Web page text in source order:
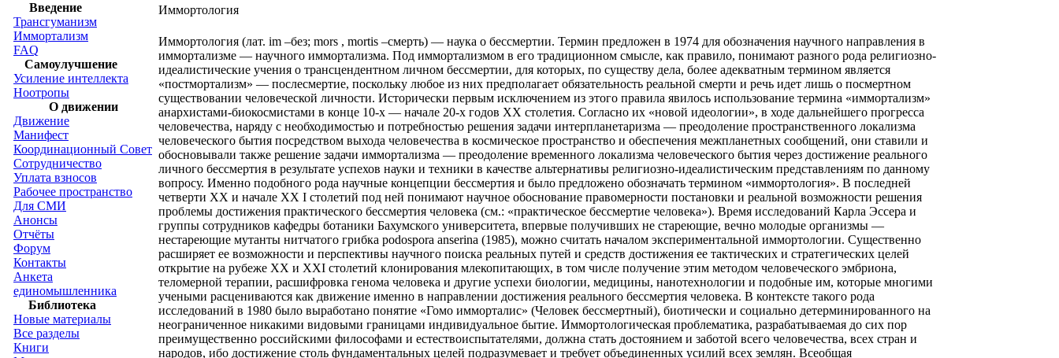
Введение
Трансгуманизм
Иммортализм
FAQ
Самоулучшение
Усиление интеллекта
Ноотропы
О движении
Движение
Манифест
Координационный Совет
Сотрудничество
Уплата взносов
Рабочее пространство
Для СМИ
Анонсы
Отчёты
Форум
Контакты
Анкета
единомышленника
Библиотека
Новые материалы
Все разделы
Книги
Иммортология
Иммортология (лат. im –без; mors , mortis –смерть) — наука о бессмертии. Термин предложен в 1974 для обозначения научного направления в
иммортализме — научного иммортализма. Под иммортализмом в его традиционном смысле, как правило, понимают разного рода религиозно-
идеалистические учения о трансцендентном личном бессмертии, для которых, по существу дела, более адекватным термином является
«постмортализм» — послесмертие, поскольку любое из них предполагает обязательность реальной смерти и речь идет лишь о посмертном
существовании человеческой личности. Исторически первым исключением из этого правила явилось использование термина «иммортализм»
анархистами-биокосмистами в конце 10-х — начале 20-х годов ХХ столетия. Согласно их «новой идеологии», в ходе дальнейшего прогресса
человечества, наряду с необходимостью и потребностью решения задачи интерпланетаризма — преодоление пространственного локализма
человеческого бытия посредством выхода человечества в космическое пространство и обеспечения межпланетных сообщений, они ставили и
обосновывали также решение задачи иммортализма — преодоление временного локализма человеческого бытия через достижение реального
личного бессмертия в результате успехов науки и техники в качестве альтернативы религиозно-идеалистическим представлениям по данному
вопросу. Именно подобного рода научные концепции бессмертия и было предложено обозначать термином «иммортология». В последней
четверти ХХ и начале ХХ I столетий под ней понимают научное обоснование правомерности постановки и реальной возможности решения
проблемы достижения практического бессмертия человека (см.: «практическое бессмертие человека»). Время исследований Карла Эссера и
группы сотрудников кафедры ботаники Бахумского университета, впервые получивших не стареющие, вечно молодые организмы —
нестареющие мутанты нитчатого грибка podospora anserina (1985), можно считать началом экспериментальной иммортологии. Существенно
расширяет ее возможности и перспективы научного поиска реальных путей и средств достижения ее тактических и стратегических целей
открытие на рубеже XX и XXI столетий клонирования млекопитающих, в том числе получение этим методом человеческого эмбриона,
теломерной терапии, расшифровка генома человека и другие успехи биологии, медицины, нанотехнологии и подобные им, которые многими
учеными расцениваются как движение именно в направлении достижения реального бессмертия человека. В контексте такого рода
исследований в 1980 было выработано понятие «Гомо имморталис» (Человек бессмертный), биотически и социально детерминированного на
неограниченное никакими видовыми границами индивидуальное бытие. Иммортологическая проблематика, разрабатываемая до сих пор
преимущественно российскими философами и естествоиспытателями, должна стать достоянием и заботой всего человечества, всех стран и
народов, ибо достижение столь фундаментальных целей подразумевает и требует объединенных усилий всех землян. Всеобщая